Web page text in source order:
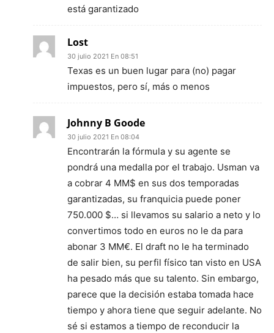
está garantizado
Lost
30 julio 2021 En 08:51
Texas es un buen lugar para (no) pagar
impuestos, pero sí, más o menos
Johnny B Goode
30 julio 2021 En 08:04
Encontrarán la fórmula y su agente se
pondrá una medalla por el trabajo. Usman va
a cobrar 4 MM$ en sus dos temporadas
garantizadas, su franquicia puede poner
750.000 $… si llevamos su salario a neto y lo
convertimos todo en euros no le da para
abonar 3 MM€. El draft no le ha terminado
de salir bien, su perfil físico tan visto en USA
ha pesado más que su talento. Sin embargo,
parece que la decisión estaba tomada hace
tiempo y ahora tiene que seguir adelante. No
sé si estamos a tiempo de reconducir la